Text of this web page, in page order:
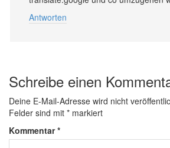
Antworten
Schreibe einen
Deine E-Mail-Adresse wird nicht
Felder sind mit * markiert
Kommentar*